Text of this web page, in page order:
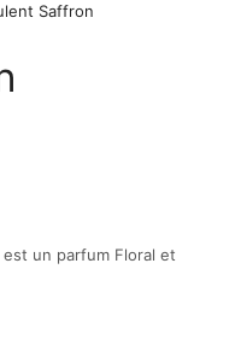
un parfum Floral et